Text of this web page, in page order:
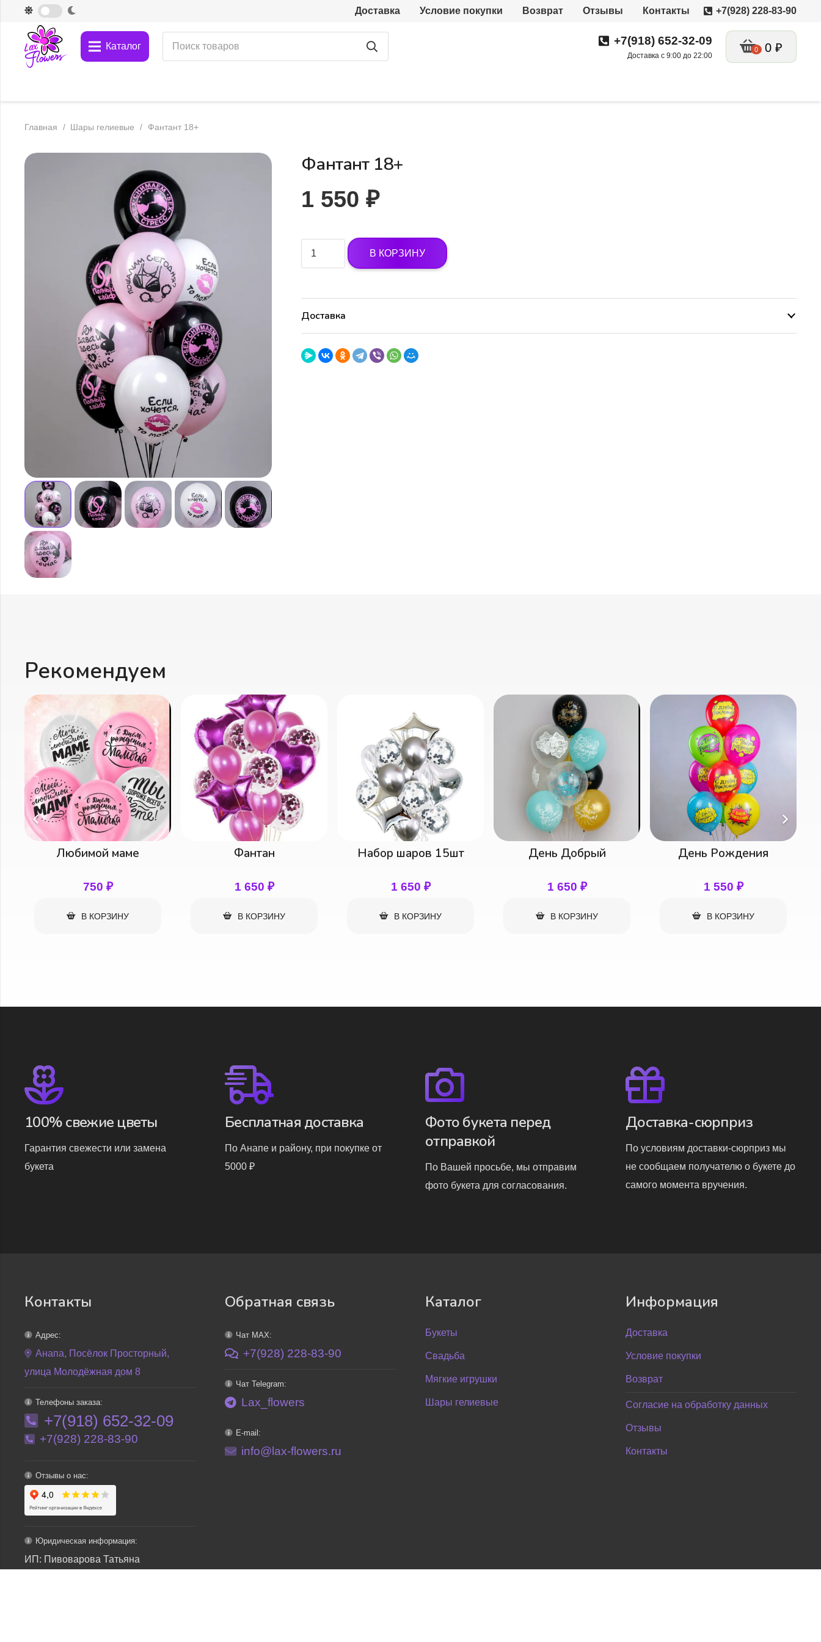
Доставка Условие покупки Возврат Отзывы Контакты +7(928) 228-83-90
Каталог +7(918) 652-32-09
Доставка с 9:00 до 22:00
0 0 ₽
Главная / Шары гелиевые / Фантант 18+
Фантант 18+
1 550₽
Количество
товара
18+
В КОРЗИНУ
Доставка
Рекомендуем
Фантан
1 650₽
В КОРЗИНУ
Набор шаров 15шт
1 650 ₽
В КОРЗИНУ
День Добрый
1 650 ₽
В КОРЗИНУ
День Рождения
1 550 ₽
В КОРЗИНУ
В ассортименте
130₽
В КОРЗИНУ
100% свежие цветы
Гарантия свежести или замена
букета
Бесплатная доставка
По Анапе и району, при покупке от
5000 ₽
Фото букета перед
отправкой
По Вашей просьбе, мы отправим
фото букета для согласования.
Доставка-сюрприз
По условиям доставки-сюрприз мы
не сообщаем получателю о букете до
самого момента вручения.
Контакты
Адрес:
Анапа, Посёлок Просторный,
улица Молодёжная дом 8
Телефоны заказа:
+7(918) 652-32-09
+7(928) 228-83-90
Отзывы о нас:
Юридическая информация:
ИП: Пивоварова Татьяна
Обратная связь
Чат MAX:
+7(928) 228-83-90
Чат Telegram:
Lax_flowers
E-mail:
info@lax-flowers.ru
Каталог
Букеты
Свадьба
Мягкие игрушки
Шары гелиевые
Информация
Доставка
Условие покупки
Возврат
Согласие на обработку данных
Отзывы
Контакты